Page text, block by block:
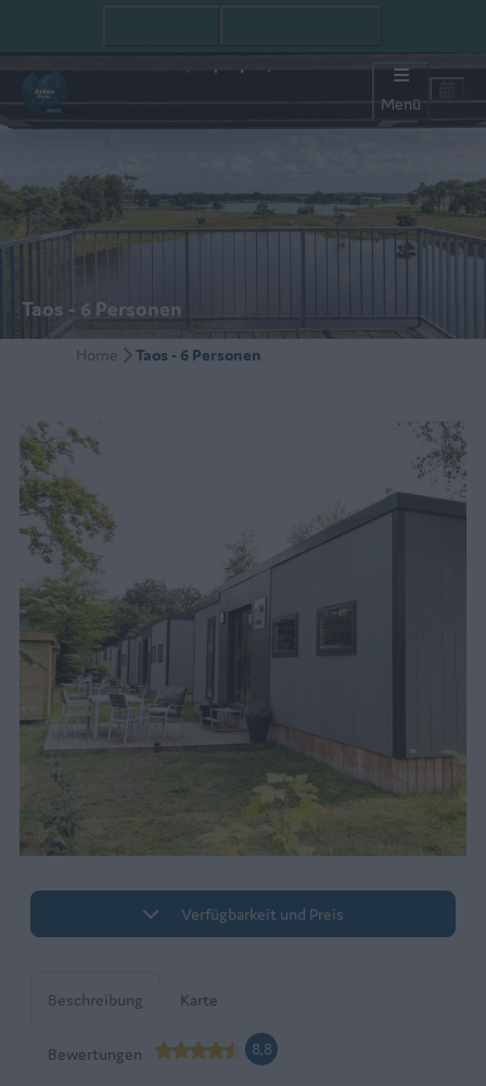
Menü
Taos - 6 Personen
Home Taos - 6 Personen
Verfügbarkeit und Preis
Beschreibung Karte
Bewertungen 8,8